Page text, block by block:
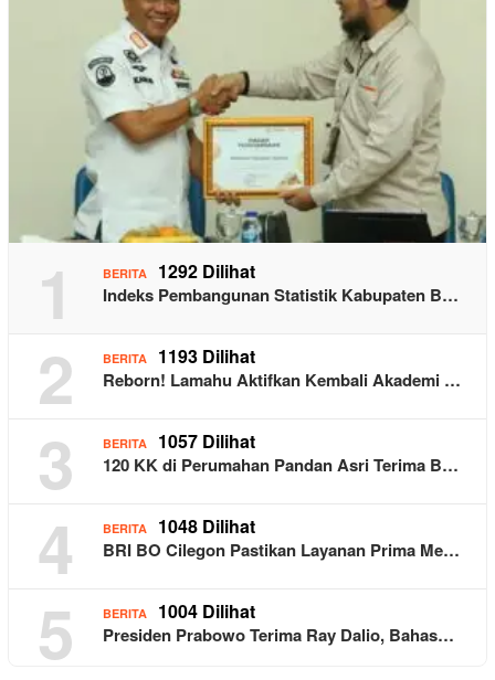
1 BERITA 1292 Dilihat
Indeks Pembangunan Statistik Kabupaten B…
2 BERITA 1193 Dilihat
Reborn! Lamahu Aktifkan Kembali Akademi …
3 BERITA 1057 Dilihat
120 KK di Perumahan Pandan Asri Terima B…
4 BERITA 1048 Dilihat
BRI BO Cilegon Pastikan Layanan Prima Me…
5 BERITA 1004 Dilihat
Presiden Prabowo Terima Ray Dalio, Bahas…